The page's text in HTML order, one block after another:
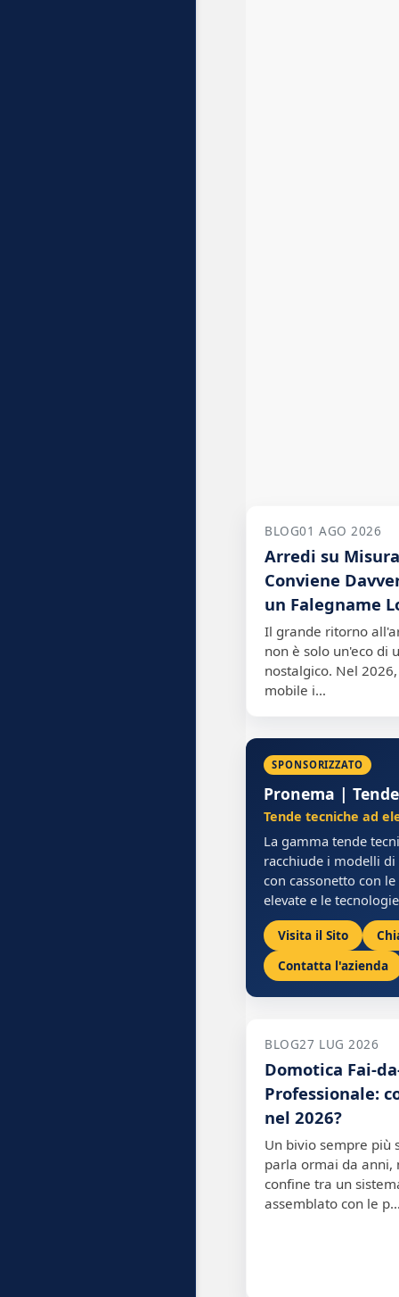
BLOG01 AGO 2026
Arredi su
Conviene
un Falegname
Il grande ritorno
non è solo un'eco di
nostalgico. Nel
mobile i…
SPONSORIZZATO
Pronema |
Tende tecniche ad
La gamma tende
racchiude i modelli
con cassonetto con
elevate e le
Visita il Sito
Contatta l'azienda
BLOG27 LUG 2026
Domotica Fai-
Professionale:
nel 2026?
Un bivio sempre più
parla ormai da anni,
confine tra un
assemblato con le p…